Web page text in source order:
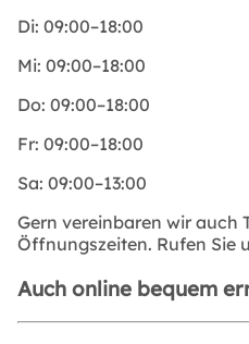
Di: 09:00–18:00
Mi: 09:00–18:00
Do: 09:00–18:00
Fr: 09:00–18:00
Sa: 09:00–13:00
Gern vereinbaren wir auch
Öffnungszeiten. Rufen Sie
Auch online bequem